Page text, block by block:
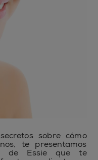
sobre cómo
te presentamos
de Essie que te